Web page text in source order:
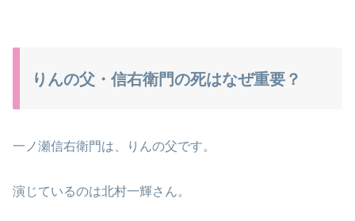
りんの父・信右衛門の死はなぜ重要？
一ノ瀬信右衛門は、りんの父です。
演じているのは北村一輝さん。